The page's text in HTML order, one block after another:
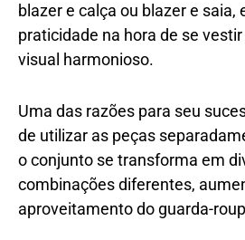
blazer e calça ou blazer e saia,
praticidade na hora de se
visual harmonioso.
Uma das razões para seu
de utilizar as peças
o conjunto se transforma em
combinações diferentes,
aproveitamento do guarda-